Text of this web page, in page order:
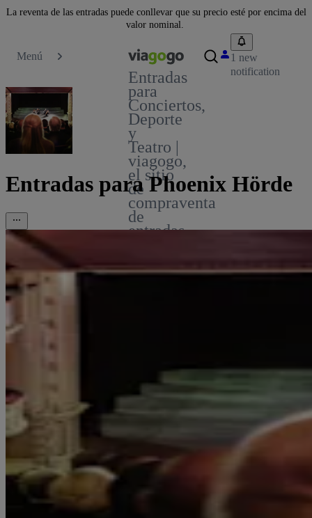
La reventa de las entradas puede conllevar que su precio esté por encima del
valor nominal.
Menú
Entradas
para
Conciertos,
Deporte
y
Teatro |
viagogo,
el sitio
de
compraventa
de
entradas
1 new
notification
Entradas para Phoenix Hörde